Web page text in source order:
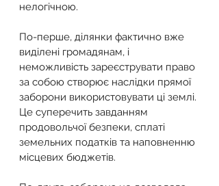
нелогічною.
По-перше, ділянки фактично вже
виділені громадянам, і
неможливість зареєструвати право
за собою створює наслідки прямої
заборони використовувати ці землі.
Це суперечить завданням
продовольчої безпеки, сплаті
земельних податків та наповненню
місцевих бюджетів.